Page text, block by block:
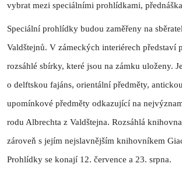
vybrat mezi speciálními prohlídkami,
Speciální prohlídky budou zaměřeny na
Valdštejnů. V zámeckých interiérech představí
rozsáhlé sbírky, které jsou na zámku uloženy.
o delftskou fajáns, orientální předměty,
upomínkové předměty odkazující na
rodu Albrechta z Valdštejna. Rozsáhlá
zároveň s jejím nejslavnějším knihovníkem
Prohlídky se konají 12. července a 23. srpna.